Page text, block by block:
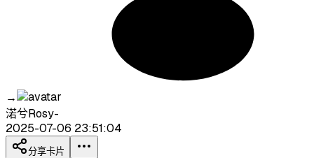
→
渃兮Rosy-
2025-07-06 23:51:04
分享卡片